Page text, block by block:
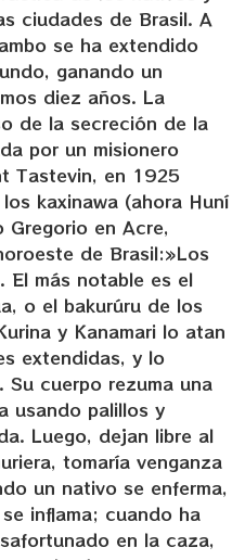
ciudades de Brasil. A
se ha extendido
ganando un
diez años. La
de la secreción de la
por un misionero
Tastevin, en 1925
kaxinawa (ahora Huní
Gregorio en Acre,
de Brasil:»Los
El más notable es el
o el bakurúru de los
y Kanamari lo atan
extendidas, y lo
cuerpo rezuma una
usando palillos y
Luego, dejan libre al
tomaría venganza
un nativo se enferma,
inflama; cuando ha
en la caza,